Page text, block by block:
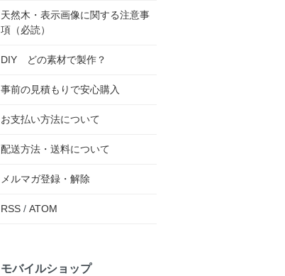
天然木・表示画像に関する注意事
項（必読）
DIY どの素材で製作？
事前の見積もりで安心購入
お支払い方法について
配送方法・送料について
メルマガ登録・解除
RSS / ATOM
モバイルショップ